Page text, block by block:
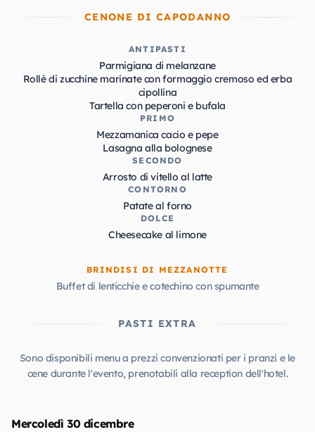
CENONE DI CAPODANNO
ANTIPASTI
Parmigiana di melanzane
Rollè di zucchine marinate con formaggio cremoso ed erba
cipollina
Tartella con peperoni e bufala
PRIMO
Mezzamanica cacio e pepe
Lasagna alla bolognese
SECONDO
Arrosto di vitello al latte
CONTORNO
Patate al forno
DOLCE
Cheesecake al limone
BRINDISI DI MEZZANOTTE
Buffet di lenticchie e cotechino con spumante
PASTI EXTRA
Sono disponibili menu a prezzi convenzionati per i pranzi e le
cene durante l'evento, prenotabili alla reception dell'hotel.
Mercoledì 30 dicembre